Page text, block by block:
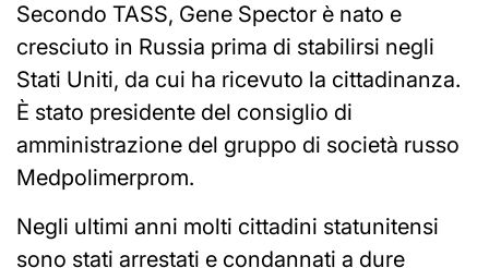
Secondo TASS, Gene Spector è nato e
cresciuto in Russia prima di stabilirsi negli
Stati Uniti, da cui ha ricevuto la cittadinanza.
È stato presidente del consiglio di
amministrazione del gruppo di società russo
Medpolimerprom.
Negli ultimi anni molti cittadini statunitensi
sono stati arrestati e condannati a dure